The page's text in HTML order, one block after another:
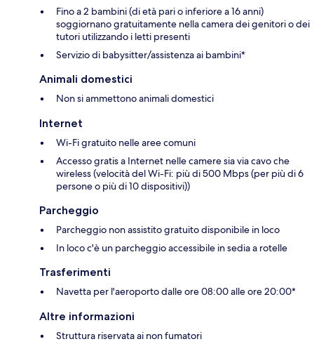
Fino a 2 bambini (di età pari o inferiore a 16 anni)
soggiornano gratuitamente nella camera dei genitori o dei
tutori utilizzando i letti presenti
Servizio di babysitter/assistenza ai bambini*
Animali domestici
Non si ammettono animali domestici
Internet
Wi-Fi gratuito nelle aree comuni
Accesso gratis a Internet nelle camere sia via cavo che
wireless (velocità del Wi-Fi: più di 500 Mbps (per più di 6
persone o più di 10 dispositivi))
Parcheggio
Parcheggio non assistito gratuito disponibile in loco
In loco c'è un parcheggio accessibile in sedia a rotelle
Trasferimenti
Navetta per l'aeroporto dalle ore 08:00 alle ore 20:00*
Altre informazioni
Struttura riservata ai non fumatori